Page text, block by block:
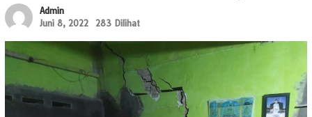
Admin
Juni 8, 2022
283 Dilihat